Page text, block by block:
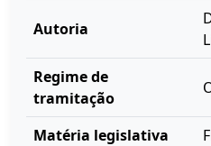
Autoria
Regime de
tramitação
Matéria legislativa